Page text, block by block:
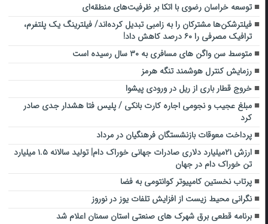
توسعه خراسان رضوی با اتکا بر ظرفیت‌های منطقه‌ای
فیلترشکن‌ها مشترکان را به زامبی تبدیل کرده‌اند/ فیلترینگ یک پلتفرم،
ترافیک مصرفی را ۶۰ درصد کاهش داد!
متوسط سن واگن های مسافری به ۳۰ سال رسیده است
رزمایش کنترل هوشمند تنگه هرمز
خروج قطار باری از ریل در ورودی پیشوا
مبلغ عجیب و نجومی اجاره کارت بانکی / پلیس فتا هشدار جدی صادر
کرد
پرداخت معوقات بازنشستگان فرهنگیان در مرداد
ارزش ۲۱میلیارد دلاری صادرات جهانی خوراک دام| تولید سالانه ۱.۵ میلیارد
تن خوراک دام در جهان
پرتاب نخستین کامپیوتر کوانتومی به فضا
نگرانی محیط زیست از افزایش تلفات یوز در نوروز
برنامه قطعی برق شهرک های صنعتی استان سمنان اعلام شد